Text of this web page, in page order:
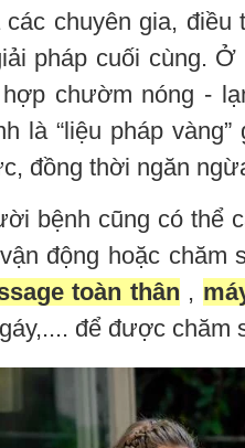
các chuyên gia, điều
pháp cuối cùng.
chườm nóng -
là “liệu pháp
đồng thời ngăn
bệnh cũng có thể
động hoặc chăm
toàn thân ,
để được chăm